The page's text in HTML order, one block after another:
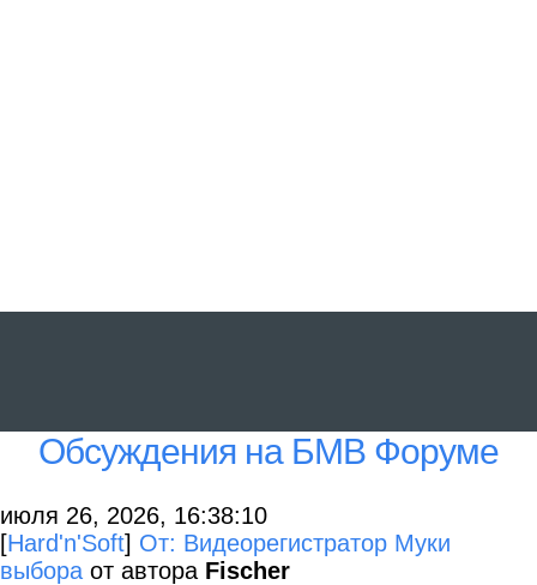
Обсуждения на БМВ Форуме
июля 26, 2026, 16:38:10
[Hard'n'Soft] От: Видеорегистратор Муки
выбора от автора Fischer